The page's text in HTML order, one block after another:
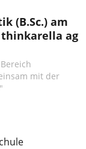
(B.Sc.) am
ag
mit der